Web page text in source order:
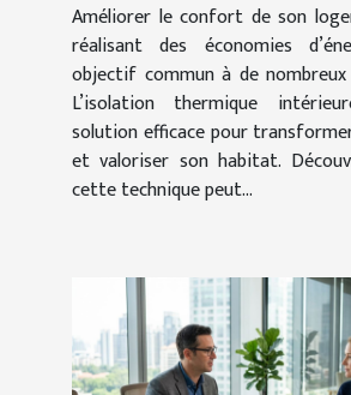
Améliorer le confort de son
réalisant des économies
objectif commun à de
L’isolation thermique
solution efficace pour
et valoriser son habitat.
cette technique peut...